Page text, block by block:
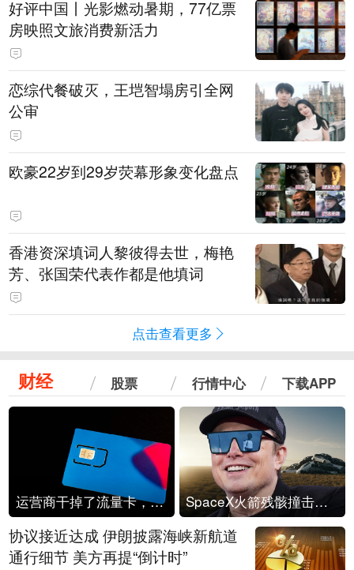
好评中国丨光影燃动暑期，77亿票
房映照文旅消费新活力
恋综代餐破灭，王垲智塌房引全网
公审
欧豪22岁到29岁荧幕形象变化盘点
香港资深填词人黎彼得去世，梅艳
芳、张国荣代表作都是他填词
点击查看更多
财经 股票 行情中心 下载APP
运营商干掉了流量卡，他们真的玩不起了 SpaceX火箭残骸撞击月球
协议接近达成 伊朗披露海峡新航道
通行细节 美方再提“倒计时”